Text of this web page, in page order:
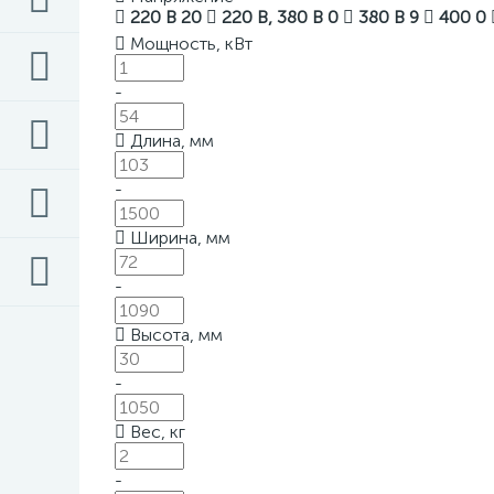
220 В 20 220 В, 380 В 0 380 В 9 400 0
Мощность, кВт
-
Длина, мм
-
Ширина, мм
-
Высота, мм
-
Вес, кг
-